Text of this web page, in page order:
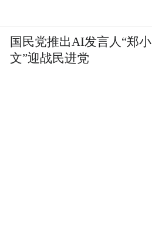
国民党推出AI发言人“郑小
文”迎战民进党